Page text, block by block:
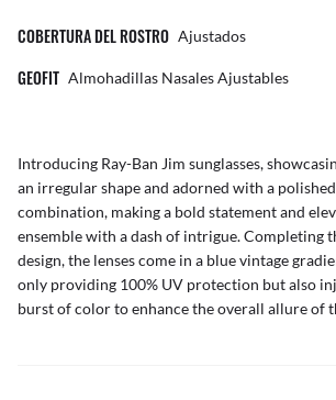
COBERTURA DEL ROSTRO Ajustados
GEOFIT Almohadillas Nasales Ajustables
Introducing Ray-Ban Jim sunglasses,
an irregular shape and adorned with a
combination, making a bold statement and
ensemble with a dash of intrigue. Completing
design, the lenses come in a blue vintage
only providing 100% UV protection but also
burst of color to enhance the overall allure of